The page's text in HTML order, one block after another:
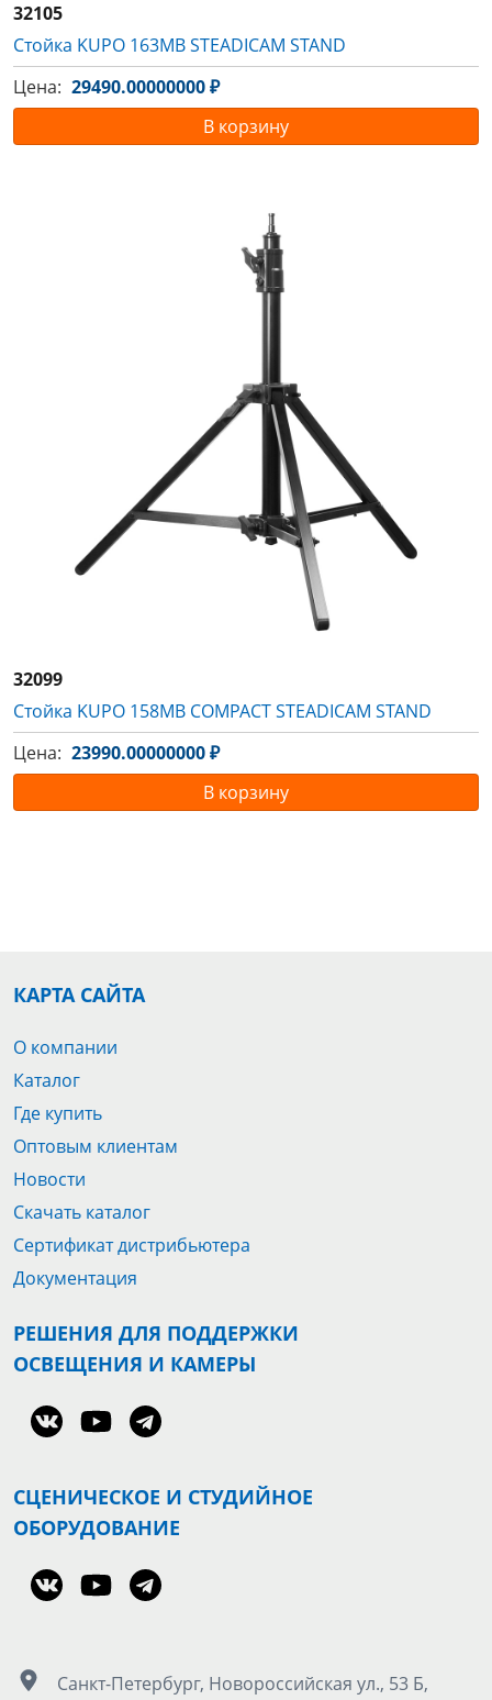
32105
Стойка KUPO 163MB STEADICAM STAND
Цена: 29490.00000000 ₽
В корзину
32099
Стойка KUPO 158MB COMPACT STEADICAM STAND
Цена: 23990.00000000 ₽
В корзину
КАРТА САЙТА
О компании
Каталог
Где купить
Оптовым клиентам
Новости
Скачать каталог
Сертификат дистрибьютера
Документация
РЕШЕНИЯ ДЛЯ ПОДДЕРЖКИ
ОСВЕЩЕНИЯ И КАМЕРЫ
СЦЕНИЧЕСКОЕ И СТУДИЙНОЕ
ОБОРУДОВАНИЕ
Санкт-Петербург, Новороссийская ул., 53 Б,